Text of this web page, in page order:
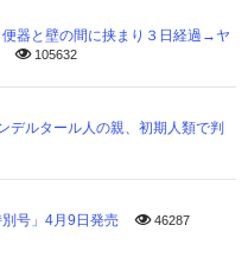
器と壁の間に挟まり３日経過→ヤ
105632
デルタール人の親、初期人類で判
別号」4月9日発売 46287